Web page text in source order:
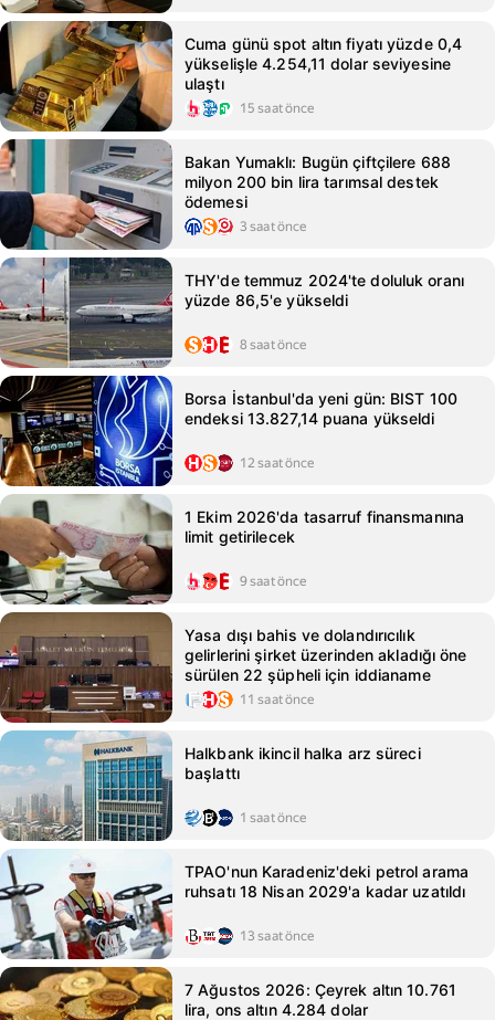
Cuma günü spot altın fiyatı yüzde 0,4
yükselişle 4.254,11 dolar seviyesine
ulaştı
15 saat önce
Bakan Yumaklı: Bugün çiftçilere 688
milyon 200 bin lira tarımsal destek
ödemesi
3 saat önce
THY'de temmuz 2024'te doluluk oranı
yüzde 86,5'e yükseldi
8 saat önce
Borsa İstanbul'da yeni gün: BIST 100
endeksi 13.827,14 puana yükseldi
12 saat önce
1 Ekim 2026'da tasarruf finansmanına
limit getirilecek
9 saat önce
Yasa dışı bahis ve dolandırıcılık
gelirlerini şirket üzerinden akladığı öne
sürülen 22 şüpheli için iddianame
11 saat önce
Halkbank ikincil halka arz süreci
başlattı
1 saat önce
TPAO'nun Karadeniz'deki petrol arama
ruhsatı 18 Nisan 2029'a kadar uzatıldı
13 saat önce
7 Ağustos 2026: Çeyrek altın 10.761
lira, ons altın 4.284 dolar